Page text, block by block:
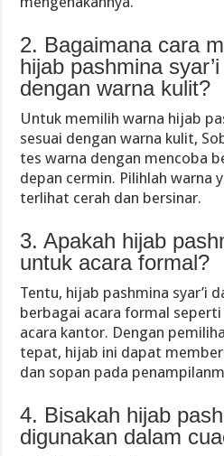
2. Bagaimana cara
hijab pashmina
dengan warna kulit?
Untuk memilih warna hijab
sesuai dengan warna kulit,
tes warna dengan mencoba
depan cermin. Pilihlah warna
terlihat cerah dan bersinar.
3. Apakah hijab
untuk acara formal?
Tentu, hijab pashmina syar’i
berbagai acara formal
acara kantor. Dengan
tepat, hijab ini dapat
dan sopan pada
4. Bisakah hijab
digunakan dalam